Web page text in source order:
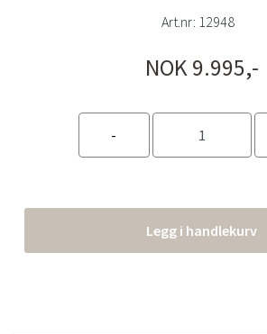
Art.nr: 12948
NOK 9.995,-
Legg i handlekurv